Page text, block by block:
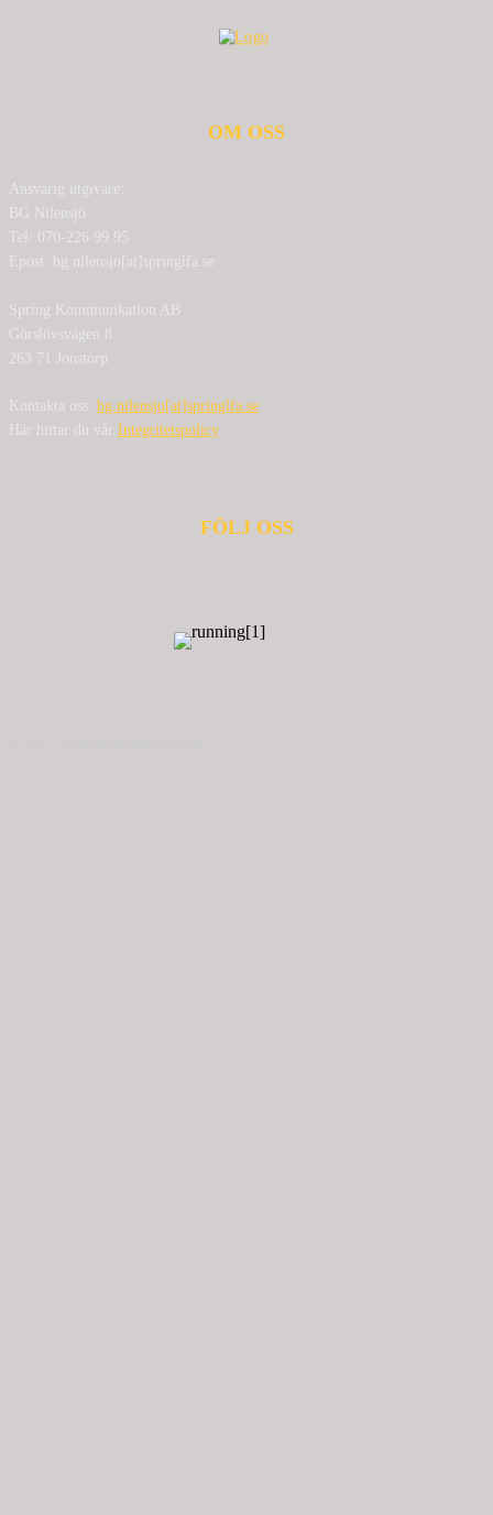
OM OSS
Ansvarig utgivare:
BG Nilensjö
Tel: 070-226 99 95
Epost: bg.nilensjo[at]springlfa.se
Spring Kommunikation AB
Görslövsvägen 8
263 71 Jonstorp
Kontakta oss: bg.nilensjo[at]springlfa.se
Här hittar du vår Integritetspolicy
FÖLJ OSS